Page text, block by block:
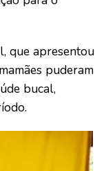
que apresentou
puderam
bucal,